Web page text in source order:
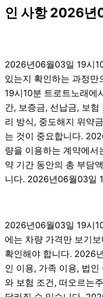
인 사항 2026
2026년06월03일 19시
있는지 확인하는 과정
19시10분 트로트노래에
간, 보증금, 선납금, 보
리 방식, 중도해지 위약
는 것이 중요합니다.
량을 이용하는 계약에서
약 기간 동안의 총 부담
니다. 2026년06월03일
2026년06월03일 19시
에는 차량 가격만 보기
확인해야 합니다. 2026
인 이용, 가족 이용, 법인
와 보험 조건, 떠오르는